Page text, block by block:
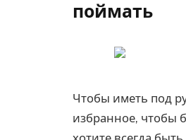
поймать
Чтобы иметь под
избранное, чтобы